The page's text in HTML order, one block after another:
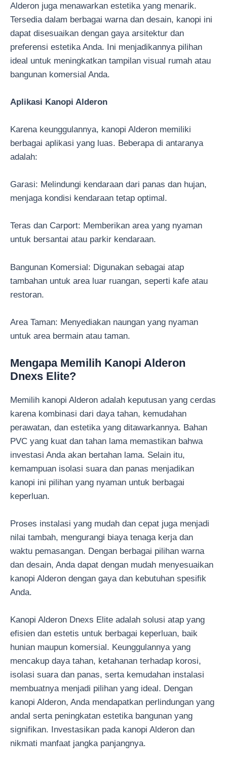
Alderon juga menawarkan estetika yang menarik.
Tersedia dalam berbagai warna dan desain, kanopi ini
dapat disesuaikan dengan gaya arsitektur dan
preferensi estetika Anda. Ini menjadikannya pilihan
ideal untuk meningkatkan tampilan visual rumah atau
bangunan komersial Anda.
Aplikasi Kanopi Alderon
Karena keunggulannya, kanopi Alderon memiliki
berbagai aplikasi yang luas. Beberapa di antaranya
adalah:
Garasi: Melindungi kendaraan dari panas dan hujan,
menjaga kondisi kendaraan tetap optimal.
Teras dan Carport: Memberikan area yang nyaman
untuk bersantai atau parkir kendaraan.
Bangunan Komersial: Digunakan sebagai atap
tambahan untuk area luar ruangan, seperti kafe atau
restoran.
Area Taman: Menyediakan naungan yang nyaman
untuk area bermain atau taman.
Mengapa Memilih Kanopi Alderon
Dnexs Elite?
Memilih kanopi Alderon adalah keputusan yang cerdas
karena kombinasi dari daya tahan, kemudahan
perawatan, dan estetika yang ditawarkannya. Bahan
PVC yang kuat dan tahan lama memastikan bahwa
investasi Anda akan bertahan lama. Selain itu,
kemampuan isolasi suara dan panas menjadikan
kanopi ini pilihan yang nyaman untuk berbagai
keperluan.
Proses instalasi yang mudah dan cepat juga menjadi
nilai tambah, mengurangi biaya tenaga kerja dan
waktu pemasangan. Dengan berbagai pilihan warna
dan desain, Anda dapat dengan mudah menyesuaikan
kanopi Alderon dengan gaya dan kebutuhan spesifik
Anda.
Kanopi Alderon Dnexs Elite adalah solusi atap yang
efisien dan estetis untuk berbagai keperluan, baik
hunian maupun komersial. Keunggulannya yang
mencakup daya tahan, ketahanan terhadap korosi,
isolasi suara dan panas, serta kemudahan instalasi
membuatnya menjadi pilihan yang ideal. Dengan
kanopi Alderon, Anda mendapatkan perlindungan yang
andal serta peningkatan estetika bangunan yang
signifikan. Investasikan pada kanopi Alderon dan
nikmati manfaat jangka panjangnya.